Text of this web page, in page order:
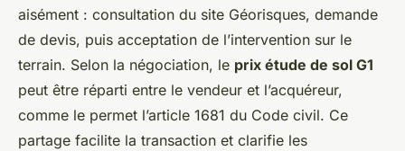
aisément : consultation du site Géorisques, demande
de devis, puis acceptation de l’intervention sur le
terrain. Selon la négociation, le prix étude de sol G1
peut être réparti entre le vendeur et l’acquéreur,
comme le permet l’article 1681 du Code civil. Ce
partage facilite la transaction et clarifie les